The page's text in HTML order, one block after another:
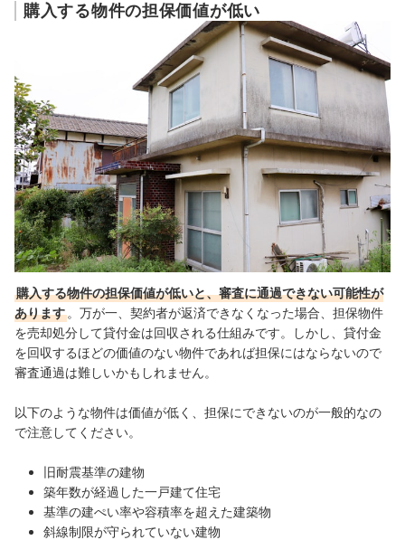
購入する物件の担保価値が低い
購入する物件の担保価値が低いと、審査に通過できない可能性が
あります 。万が一、契約者が返済できなくなった場合、担保物件
を売却処分して貸付金は回収される仕組みです。しかし、貸付金
を回収するほどの価値のない物件であれば担保にはならないので
審査通過は難しいかもしれません。
以下のような物件は価値が低く、担保にできないのが一般的なの
で注意してください。
旧耐震基準の建物
築年数が経過した一戸建て住宅
基準の建ぺい率や容積率を超えた建築物
斜線制限が守られていない建物